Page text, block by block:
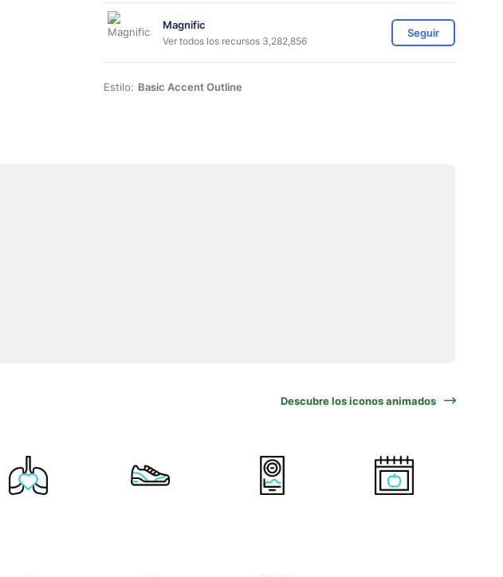
Magnific
Ver todos los recursos 3,282,856
Seguir
Estilo: Basic Accent Outline
Descubre los iconos animados